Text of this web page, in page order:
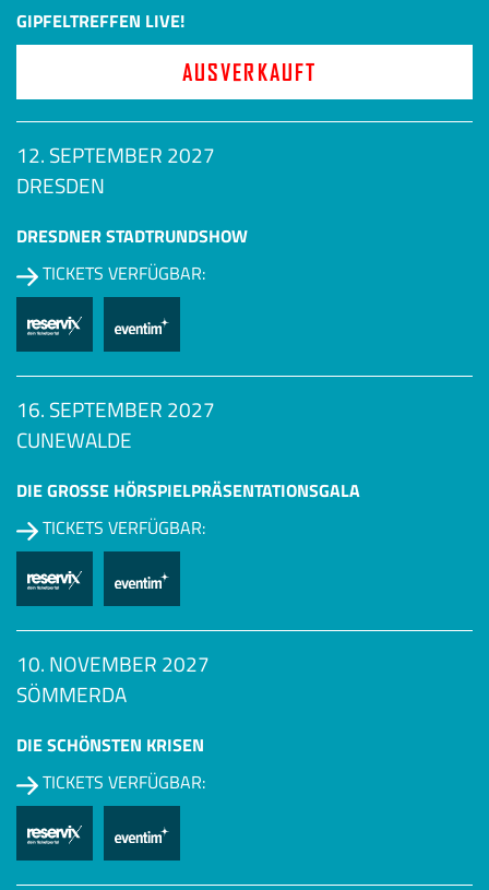
GIPFELTREFFEN LIVE!
AUSVERKAUFT
12. SEPTEMBER 2027
DRESDEN
DRESDNER STADTRUNDSHOW
TICKETS VERFÜGBAR:
16. SEPTEMBER 2027
CUNEWALDE
DIE GROSSE HÖRSPIEL­PRÄSENTATIONSGALA
TICKETS VERFÜGBAR:
10. NOVEMBER 2027
SÖMMERDA
DIE SCHÖNSTEN KRISEN
TICKETS VERFÜGBAR: